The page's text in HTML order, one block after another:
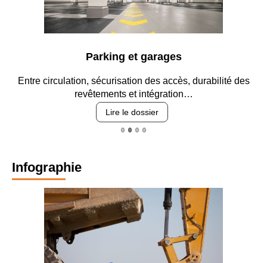
Parking et garages
Entre circulation, sécurisation des accès, durabilité des
revêtements et intégration…
Lire le dossier
Infographie